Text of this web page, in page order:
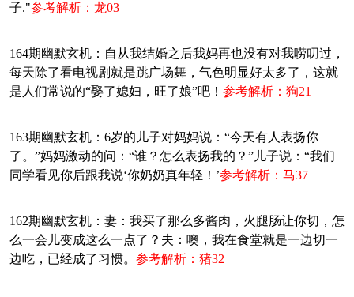
子."参考解析：龙03
164期幽默玄机：自从我结婚之后我妈再也没有对我唠叨过，
每天除了看电视剧就是跳广场舞，气色明显好太多了，这就
是人们常说的“娶了媳妇，旺了娘”吧！ 参考解析：狗21
163期幽默玄机：6岁的儿子对妈妈说：“今天有人表扬你
了。”妈妈激动的问：“谁？怎么表扬我的？”儿子说：“我们
同学看见你后跟我说‘你奶奶真年轻！’参考解析：马37
162期幽默玄机：妻：我买了那么多酱肉，火腿肠让你切，怎
么一会儿变成这么一点了？夫：噢，我在食堂就是一边切一
边吃，已经成了习惯。 参考解析：猪32